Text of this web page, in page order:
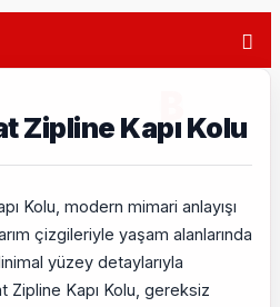
Zipline Kapı Kolu
Kolu, modern mimari anlayışı
çizgileriyle yaşam alanlarında
yüzey detaylarıyla
Zipline Kapı Kolu, gereksiz